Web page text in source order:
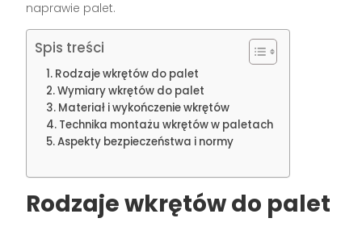
naprawie palet.
Spis treści
Rodzaje wkrętów do palet
Wymiary wkrętów do palet
Materiał i wykończenie wkrętów
Technika montażu wkrętów w paletach
Aspekty bezpieczeństwa i normy
Rodzaje wkrętów do palet